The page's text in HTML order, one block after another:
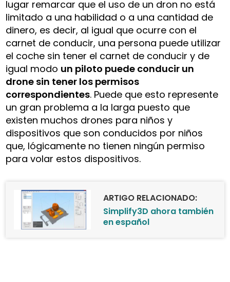
lugar remarcar que el uso de un dron no está
limitado a una habilidad o a una cantidad de
dinero, es decir, al igual que ocurre con el
carnet de conducir, una persona puede utilizar
el coche sin tener el carnet de conducir y de
igual modo un piloto puede conducir un
drone sin tener los permisos
correspondientes. Puede que esto represente
un gran problema a la larga puesto que
existen muchos drones para niños y
dispositivos que son conducidos por niños
que, lógicamente no tienen ningún permiso
para volar estos dispositivos.
ARTIGO RELACIONADO:
Simplify3D ahora también
en español